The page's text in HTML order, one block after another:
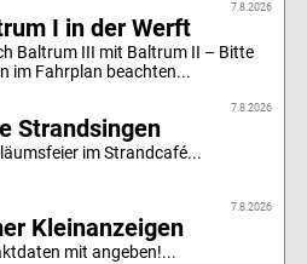
7.8.2026
I in der Werft
Baltrum III mit Baltrum II – Bitte
im Fahrplan beachten...
7.8.2026
Strandsingen
im Strandcafé...
7.8.2026
Kleinanzeigen
mit angeben!...